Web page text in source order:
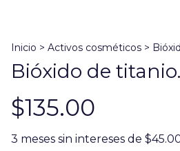
Inicio > Activos cosméticos >
Bióxido de titanio.
$135.00
3 meses sin intereses de